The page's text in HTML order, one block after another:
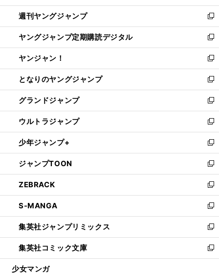
開
く
ウ
で
開
く
ン
ド
ウ
で
開
く
ウ
ィ
ン
ド
ウ
で
開
く
週刊ヤングジャンプ
新
し
い
ウ
ィ
ン
ド
ウ
で
開
く
ヤングジャンプ定期購読デジタル
新
し
い
ウ
ィ
ン
ド
ウ
で
開
く
ヤンジャン！
新
し
い
ウ
ィ
ン
ド
ウ
で
開
く
となりのヤングジャンプ
新
し
い
ウ
ィ
ン
ド
ウ
で
開
く
グランドジャンプ
新
し
い
ウ
ィ
ン
ド
ウ
で
開
く
ウルトラジャンプ
新
し
い
ウ
ィ
ン
ド
ウ
で
開
く
少年ジャンプ+
新
し
い
ウ
ィ
ン
ド
ウ
で
開
く
ジャンプTOON
新
し
い
ウ
ィ
ン
ド
ウ
で
開
ZEBRACK
新
し
い
ウ
ィ
ン
ド
ウ
S-MANGA
新
し
い
ウ
ィ
ン
集英社ジャンプリミックス
新
し
い
ウ
集英社コミック文庫
新
し
少女マンガ